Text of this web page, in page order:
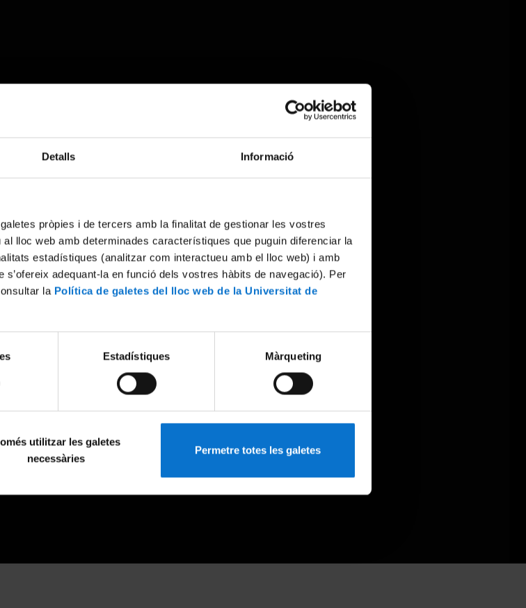
Detalls Informació
pròpies i de tercers amb la finalitat de gestionar les vostres
lloc web amb determinades característiques que puguin diferenciar la
estadístiques (analitzar com interactueu amb el lloc web) i amb
adequant-la en funció dels vostres hàbits de navegació). Per
la Política de galetes del lloc web de la Universitat de
Estadístiques Màrqueting
utilitzar les galetes
necessàries
Permetre totes les galetes
occurred, please try again later.
Try again